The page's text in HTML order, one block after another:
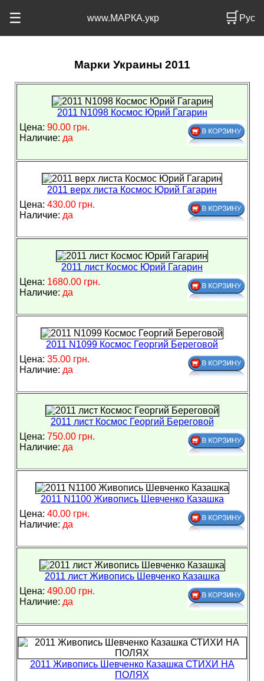
☰ www.МАРКА.укр 🛒Рус
Марки Украины 2011
2011 N1098 Космос Юрий Гагарин
Цена: 90.00 грн.
Наличие: да
2011 верх листа Космос Юрий Гагарин
Цена: 430.00 грн.
Наличие: да
2011 лист Космос Юрий Гагарин
Цена: 1680.00 грн.
Наличие: да
2011 N1099 Космос Георгий Береговой
Цена: 35.00 грн.
Наличие: да
2011 лист Космос Георгий Береговой
Цена: 750.00 грн.
Наличие: да
2011 N1100 Живопись Шевченко Казашка
Цена: 40.00 грн.
Наличие: да
2011 лист Живопись Шевченко Казашка
Цена: 490.00 грн.
Наличие: да
2011 Живопись Шевченко Казашка СТИХИ НА
ПОЛЯХ